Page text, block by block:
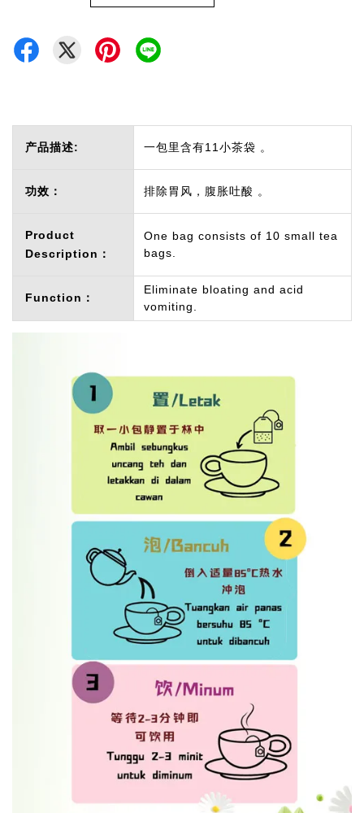
产品描述: 一包里含有11小茶袋 。
功效： 排除胃风，腹胀吐酸 。
Product
Description：
One bag consists of 10 small tea
bags.
Function：
Eliminate bloating and acid
vomiting.